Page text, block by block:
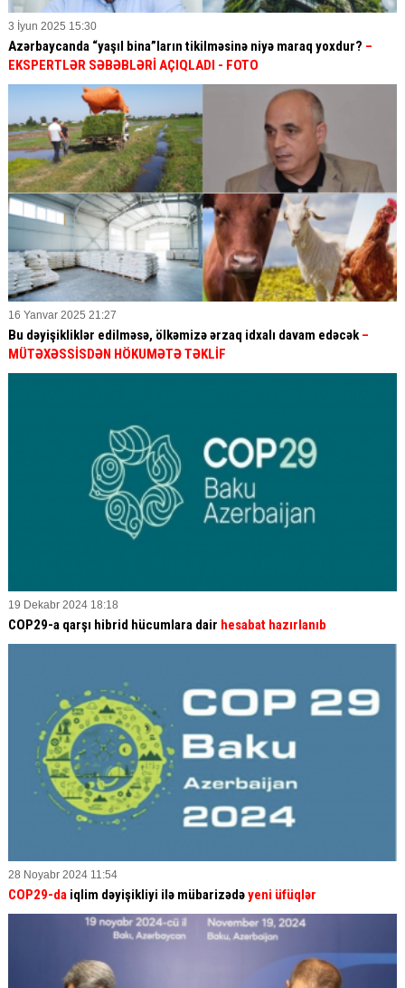
3 İyun 2025 15:30
Azərbaycanda “yaşıl bina”ların tikilməsinə niyə maraq yoxdur? –
EKSPERTLƏR SƏBƏBLƏRİ AÇIQLADI - FOTO
16 Yanvar 2025 21:27
Bu dəyişikliklər edilməsə, ölkəmizə ərzaq idxalı davam edəcək–
MÜTƏXƏSSİSDƏN HÖKUMƏTƏ TƏKLİF
19 Dekabr 2024 18:18
COP29-a qarşı hibrid hücumlara dair hesabat hazırlanıb
28 Noyabr 2024 11:54
COP29-da iqlim dəyişikliyi ilə mübarizədəyeni üfüqlər